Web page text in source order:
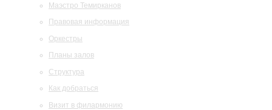
Маэстро Темирканов
Правовая информация
Оркестры
Планы залов
Структура
Как добраться
Визит в филармонию